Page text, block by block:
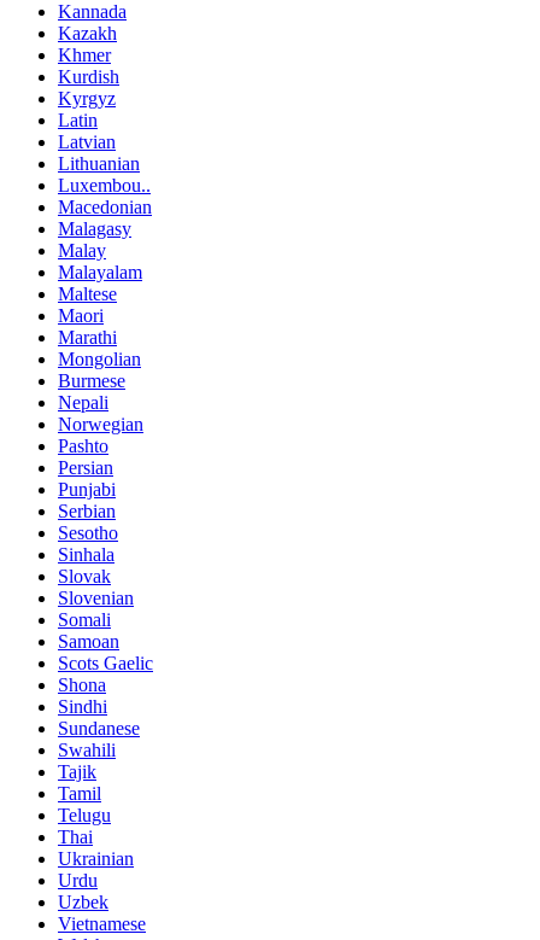
Kannada
Kazakh
Khmer
Kurdish
Kyrgyz
Latin
Latvian
Lithuanian
Luxembou..
Macedonian
Malagasy
Malay
Malayalam
Maltese
Maori
Marathi
Mongolian
Burmese
Nepali
Norwegian
Pashto
Persian
Punjabi
Serbian
Sesotho
Sinhala
Slovak
Slovenian
Somali
Samoan
Scots Gaelic
Shona
Sindhi
Sundanese
Swahili
Tajik
Tamil
Telugu
Thai
Ukrainian
Urdu
Uzbek
Vietnamese